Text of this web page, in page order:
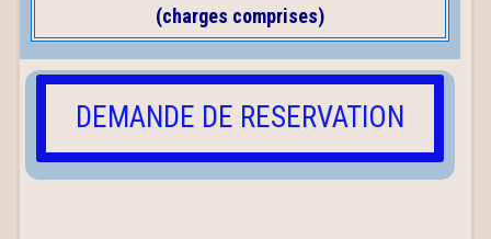
(charges comprises)
DEMANDE DE RESERVATION